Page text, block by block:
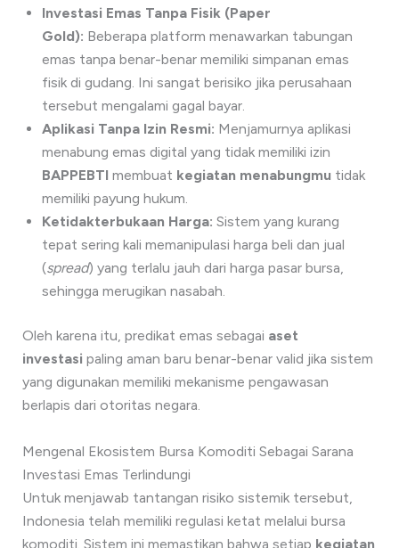
Investasi Emas Tanpa Fisik (Paper
Gold): Beberapa platform menawarkan tabungan
emas tanpa benar-benar memiliki simpanan emas
fisik di gudang. Ini sangat berisiko jika perusahaan
tersebut mengalami gagal bayar.
Aplikasi Tanpa Izin Resmi: Menjamurnya aplikasi
menabung emas digital yang tidak memiliki izin
BAPPEBTI membuat kegiatan menabungmu tidak
memiliki payung hukum.
Ketidakterbukaan Harga: Sistem yang kurang
tepat sering kali memanipulasi harga beli dan jual
(spread) yang terlalu jauh dari harga pasar bursa,
sehingga merugikan nasabah.
Oleh karena itu, predikat emas sebagai aset
investasi paling aman baru benar-benar valid jika sistem
yang digunakan memiliki mekanisme pengawasan
berlapis dari otoritas negara.
Mengenal Ekosistem Bursa Komoditi Sebagai Sarana
Investasi Emas Terlindungi
Untuk menjawab tantangan risiko sistemik tersebut,
Indonesia telah memiliki regulasi ketat melalui bursa
komoditi. Sistem ini memastikan bahwa setiap kegiatan